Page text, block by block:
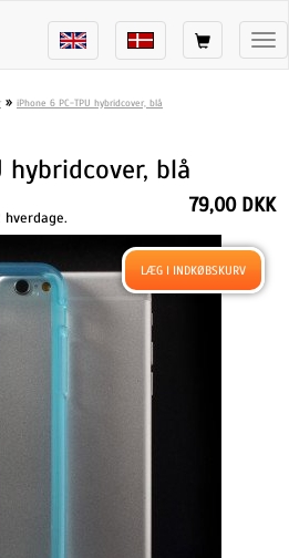
» iPhone 6 PC-TPU hybridcover, blå
hybridcover, blå
79,00 DKK